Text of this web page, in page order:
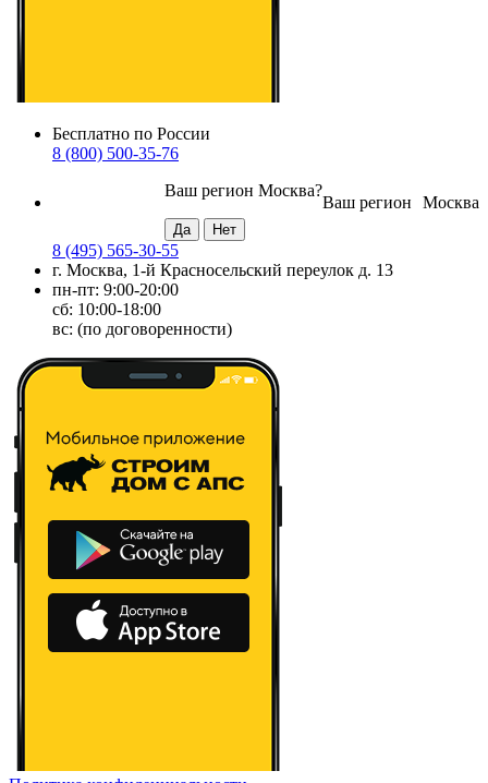
Бесплатно по России
8 (800) 500-35-76
Москва
Ваш регион
Ваш регион Москва?
8 (495) 565-30-55
г. Москва, 1-й Красносельский переулок д. 13
пн-пт: 9:00-20:00
сб: 10:00-18:00
вс: (по договоренности)